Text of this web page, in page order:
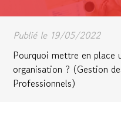
Publié le 19/05/2022
Pourquoi mettre en place
organisation ? (Gestion
Professionnels)